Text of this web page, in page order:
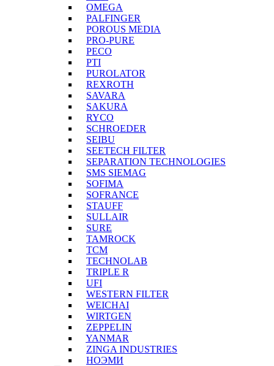
OMEGA
PALFINGER
POROUS MEDIA
PRO-PURE
PECO
PTI
PUROLATOR
REXROTH
SAVARA
SAKURA
RYCO
SCHROEDER
SEIBU
SEETECH FILTER
SEPARATION TECHNOLOGIES
SMS SIEMAG
SOFIMA
SOFRANCE
STAUFF
SULLAIR
SURE
TAMROCK
TCM
TECHNOLAB
TRIPLE R
UFI
WESTERN FILTER
WEICHAI
WIRTGEN
ZEPPELIN
YANMAR
ZINGA INDUSTRIES
НОЭМИ